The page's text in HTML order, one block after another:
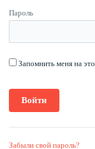
Пароль
Запомнить меня на
Забыли свой пароль?